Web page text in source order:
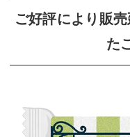
ご好評により販
た